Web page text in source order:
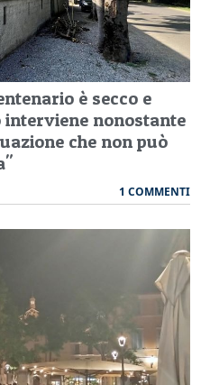
è secco e
interviene nonostante
che non può
1 COMMENTI